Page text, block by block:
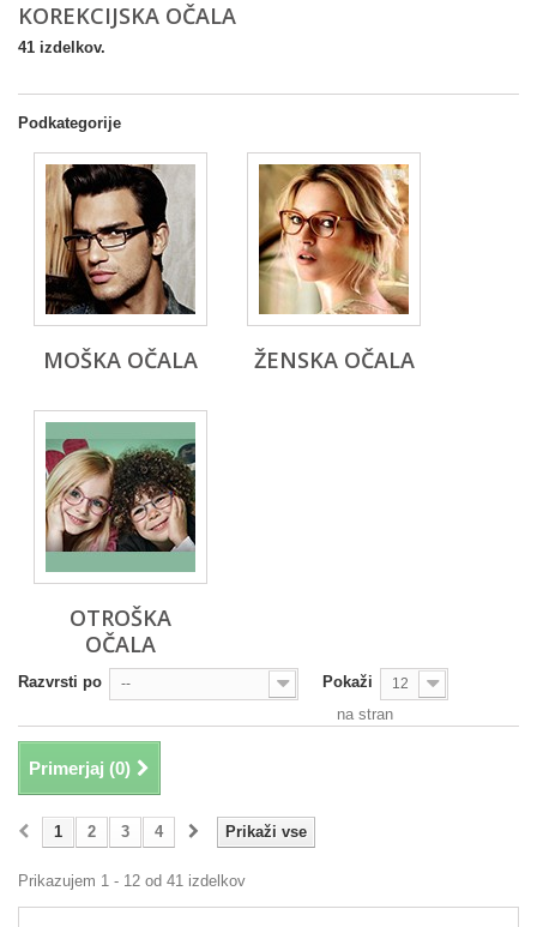
KOREKCIJSKA OČALA
41 izdelkov.
Podkategorije
MOŠKA OČALA ŽENSKA OČALA
OTROŠKA
OČALA
Razvrsti po -- Pokaži 12
na stran
Primerjaj (0)
Prikaži vse
1 2 3 4
Prikazujem 1 - 12 od 41 izdelkov